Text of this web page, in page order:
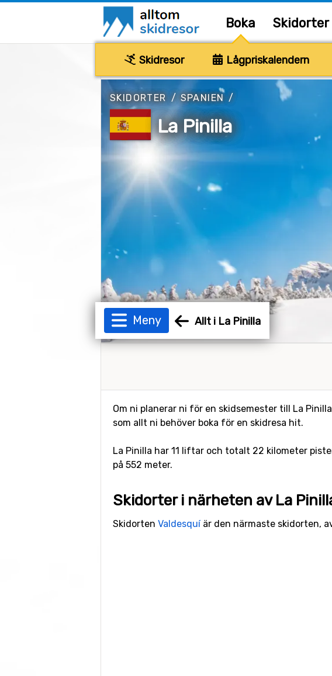
Boka Skidorter
Skidresor Lågpriskalendern
SKIDORTER / SPANIEN /
La Pinilla
Meny Allt i La Pinilla
Om ni planerar ni för en skidsemester till La
som allt ni behöver boka för en skidresa hit.
La Pinilla har 11 liftar och totalt 22 kilometer
på 552 meter.
Skidorter i närheten av La
Skidorten Valdesquíär den närmaste skidorten,